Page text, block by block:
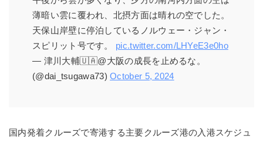
薄暗い雲に覆われ、北摂方面は晴れの空でした。
天保山岸壁に停泊しているノルウェー・ジャン・
スピリット号です。 pic.twitter.com/LHYeE3e0ho
— 津川大輔🇺🇦@大阪の成長を止めるな。
(@dai_tsugawa73)October 5, 2024
国内発着クルーズで寄港する主要クルーズ港の入港スケジュ